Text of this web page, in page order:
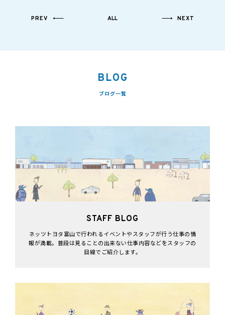
PREV ALL NEXT
BLOG
ブログ一覧
STAFF BLOG
ネッツトヨタ富山で行われるイベントやスタッフが行う仕事の情
報が満載。普段は見ることの出来ない仕事内容などをスタッフの
目線でご紹介します。